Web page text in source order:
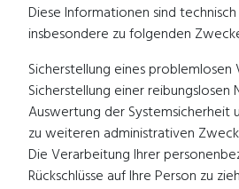
Diese Informationen sind
insbesondere zu folgenden
Sicherstellung eines
Sicherstellung einer reibungslosen
Auswertung der Systemsicherheit
zu weiteren administrativen
Die Verarbeitung Ihrer
Rückschlüsse auf Ihre Person zu